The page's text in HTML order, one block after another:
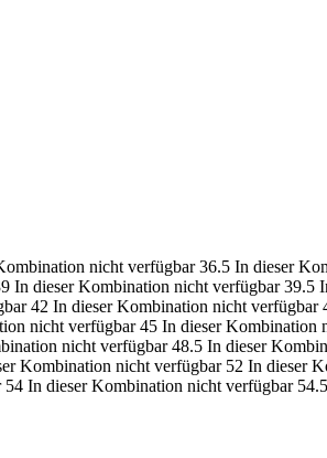
nicht verfügbar 36.5 In dieser
In dieser Kombination nicht verfügbar 39.5
42 In dieser Kombination nicht verfügbar
nicht verfügbar 45 In dieser Kombination
nicht verfügbar 48.5 In dieser
Kombination nicht verfügbar 52 In dieser
54 In dieser Kombination nicht verfügbar 54.5